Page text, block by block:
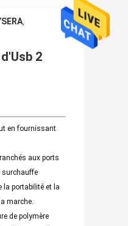
,
2
en fournissant
aux ports
surchauffe
la portabilité et la
marche.
de polymère